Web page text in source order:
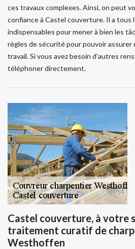
ces travaux complexes. Ainsi, on peut
confiance à Castel couverture. Il a tous
indispensables pour mener à bien les
règles de sécurité pour pouvoir assurer
travail. Si vous avez besoin d'autres
téléphoner directement.
Castel couverture, à votre
traitement curatif de
Westhoffen